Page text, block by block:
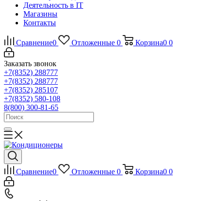
Деятельность в IT
Магазины
Контакты
Сравнение0 Отложенные 0 Корзина0 0
Заказать звонок
+7(8352) 288777
+7(8352) 288777
+7(8352) 285107
+7(8352) 580-108
8(800) 300-81-65
Сравнение0 Отложенные 0 Корзина0 0